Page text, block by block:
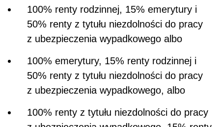
100% renty rodzinnej, 15% emerytury i
50% renty z tytułu niezdolności do pracy
z ubezpieczenia wypadkowego albo
100% emerytury, 15% renty rodzinnej i
50% renty z tytułu niezdolności do pracy
z ubezpieczenia wypadkowego, albo
100% renty z tytułu niezdolności do pracy